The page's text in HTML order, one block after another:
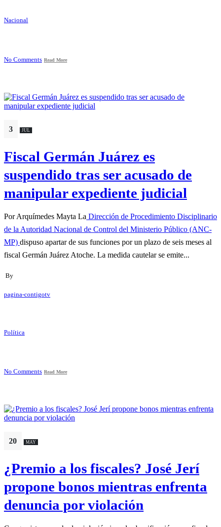
Nacional
No Comments Read More
3 JUL
Fiscal Germán Juárez es
suspendido tras ser acusado de
manipular expediente judicial
Por Arquímedes Mayta La Dirección de Procedimiento Disciplinario
de la Autoridad Nacional de Control del Ministerio Público (ANC-
MP) dispuso apartar de sus funciones por un plazo de seis meses al
fiscal Germán Juárez Atoche. La medida cautelar se emite...
By
pagina-contigotv
Política
No Comments Read More
20 MAY
¿Premio a los fiscales? José Jerí
propone bonos mientras enfrenta
denuncia por violación